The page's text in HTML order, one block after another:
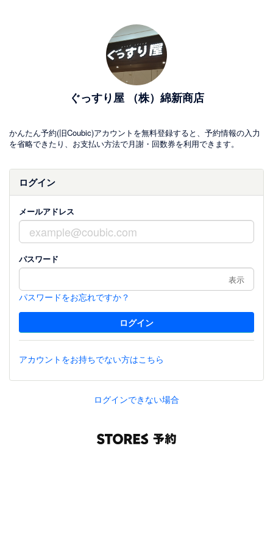
ぐっすり屋 （株）綿新商店
かんたん予約(旧Coubic)アカウントを無料登録すると、予約情報の入力
を省略できたり、お支払い方法で月謝・回数券を利用できます。
ログイン
メールアドレス
パスワード
表示
パスワードをお忘れですか？
アカウントをお持ちでない方はこちら
ログインできない場合